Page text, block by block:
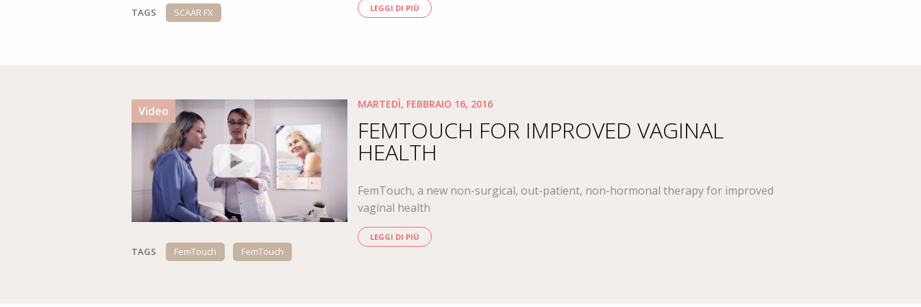
TAGS SCAAR FX LEGGI DI PIÙ
Video
TAGS FemTouch FemTouch
MARTEDÌ, FEBBRAIO 16, 2016
FEMTOUCH FOR IMPROVED VAGINAL
HEALTH
FemTouch, a new non-surgical, out-patient, non-hormonal therapy for improved
vaginal health
LEGGI DI PIÙ